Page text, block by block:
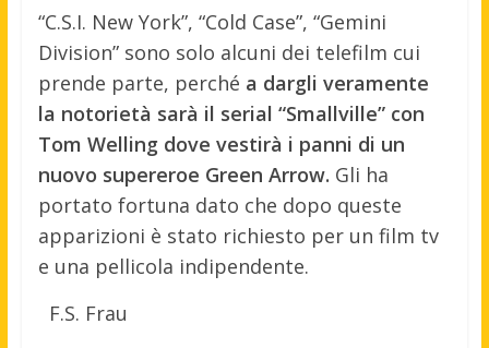
“C.S.I. New York”, “Cold Case”, “Gemini
Division” sono solo alcuni dei telefilm cui
prende parte, perché a dargli veramente
la notorietà sarà il serial “Smallville” con
Tom Welling dove vestirà i panni di un
nuovo supereroe Green Arrow. Gli ha
portato fortuna dato che dopo queste
apparizioni è stato richiesto per un film tv
e una pellicola indipendente.
F.S. Frau